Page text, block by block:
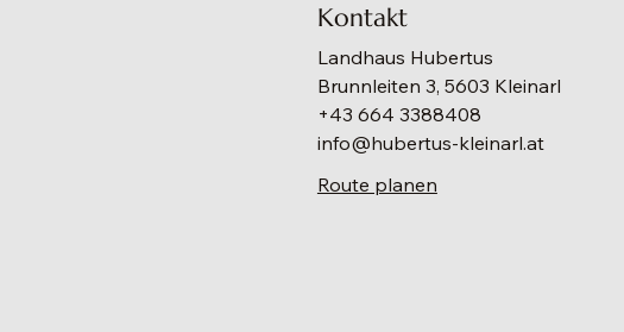
Kontakt
Landhaus Hubertus
Brunnleiten 3, 5603 Kleinarl
+43 664 3388408
info@hubertus-kleinarl.at
Route planen